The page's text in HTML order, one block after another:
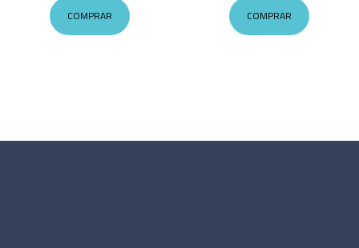
COMPRAR COMPRAR